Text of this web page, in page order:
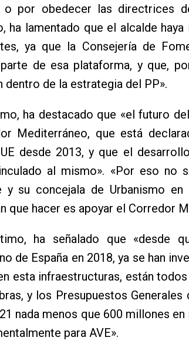
o por obedecer las directrices
ha lamentado que el alcalde
ya que la Consejería de
de esa plataforma, y que,
dentro de la estrategia del PP».
ha destacado que «el futuro
Mediterráneo, que está
desde 2013, y que el
al mismo». «Por eso no
y su concejala de Urbanismo
que hacer es apoyar el Corredor
ha señalado que «desde
de España en 2018, ya se han
esta infraestructuras, están
y los Presupuestos
nada menos que 600 millones
para AVE».